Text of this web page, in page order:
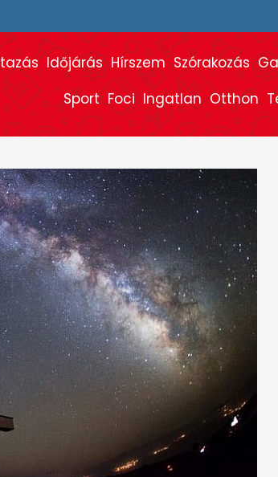
Időjárás Hírszem Szórakozás
Sport Foci Ingatlan Otthon